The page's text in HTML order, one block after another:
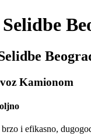
Kamionom
i efikasno,